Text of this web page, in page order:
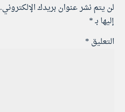
لن يتم نشر عنوان بريدك الإلكتروني.
إليها بـ*
التعليق *